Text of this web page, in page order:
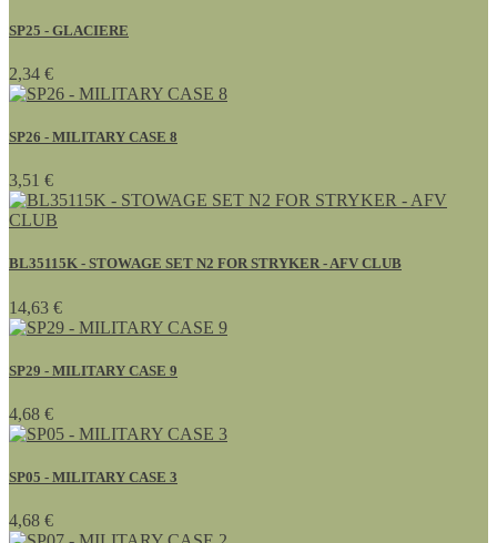
SP25 - GLACIERE
2,34 €
SP26 - MILITARY CASE 8
3,51 €
BL35115K - STOWAGE SET N2 FOR STRYKER - AFV CLUB
14,63 €
SP29 - MILITARY CASE 9
4,68 €
SP05 - MILITARY CASE 3
4,68 €